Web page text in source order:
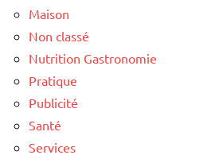
Maison
Non classé
Nutrition Gastronomie
Pratique
Publicité
Santé
Services